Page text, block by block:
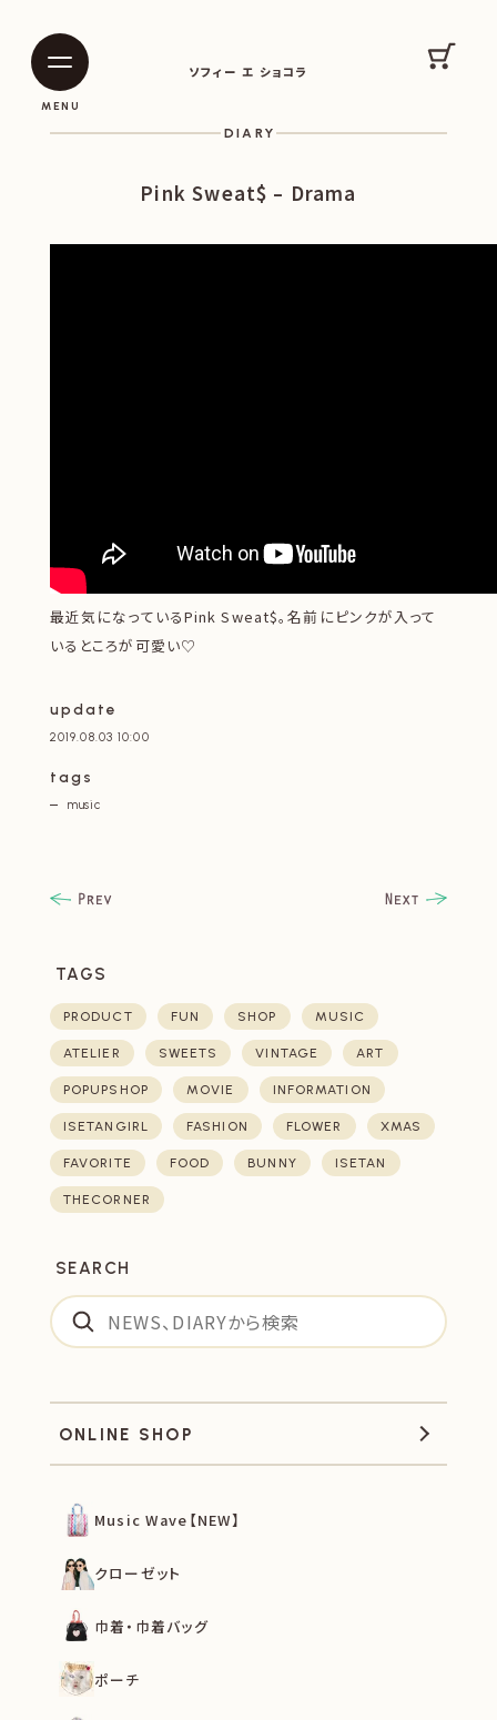
ソフィー エ ショコラ
MENU
カー
DIARY
Pink Sweat$ – Drama
最近気になっているPink Sweat$。名前にピンクが入って
いるところが可愛い♡
update
2019.08.03 10:00
tags
music
TAGS
PRODUCT FUN SHOP MUSIC
ATELIER SWEETS VINTAGE ART
POPUPSHOP MOVIE INFORMATION
ISETANGIRL FASHION FLOWER XMAS
FAVORITE FOOD BUNNY ISETAN
THECORNER
SEARCH
ONLINE SHOP
Music Wave【NEW】
クローゼット
巾着・巾着バッグ
ポーチ